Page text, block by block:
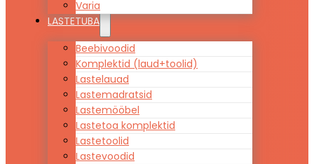
Varia
LASTETUBA
Beebivoodid
Komplektid (laud+toolid)
Lastelauad
Lastemadratsid
Lastemööbel
Lastetoa komplektid
Lastetoolid
Lastevoodid